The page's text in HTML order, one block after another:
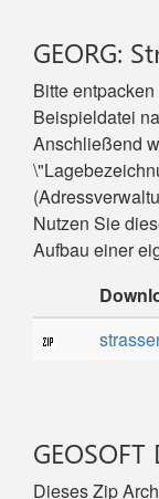
GEORG:
Bitte
Beispieldatei
Anschließend
Nutzen Sie
Aufbau einer
Dieses Zip